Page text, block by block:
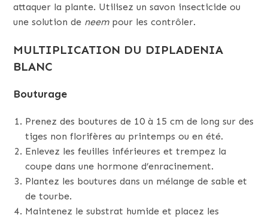
attaquer la plante. Utilisez un savon insecticide ou
une solution de neempour les contrôler.
MULTIPLICATION DU DIPLADENIA
BLANC
Bouturage
Prenez des boutures de 10 à 15 cm de long sur des
tiges non florifères au printemps ou en été.
Enlevez les feuilles inférieures et trempez la
coupe dans une hormone d’enracinement.
Plantez les boutures dans un mélange de sable et
de tourbe.
Maintenez le substrat humide et placez les